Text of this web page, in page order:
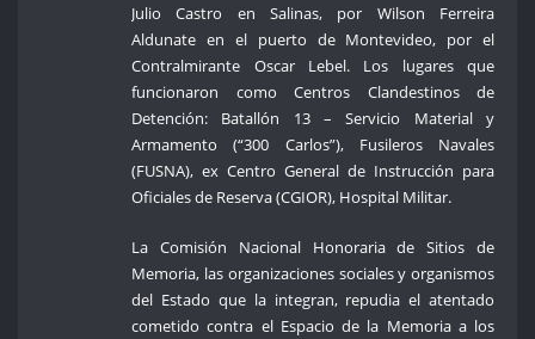
Julio Castro en Salinas, por Wilson Ferreira
Aldunate en el puerto de Montevideo, por el
Contralmirante Oscar Lebel. Los lugares que
funcionaron como Centros Clandestinos de
Detención: Batallón 13 – Servicio Material y
Armamento (“300 Carlos”), Fusileros Navales
(FUSNA), ex Centro General de Instrucción para
Oficiales de Reserva (CGIOR), Hospital Militar.
La Comisión Nacional Honoraria de Sitios de
Memoria, las organizaciones sociales y organismos
del Estado que la integran, repudia el atentado
cometido contra el Espacio de la Memoria a los